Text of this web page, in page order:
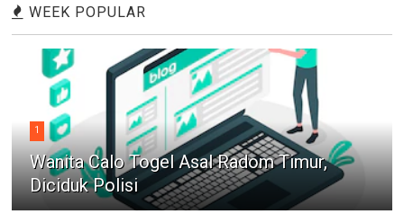
WEEK POPULAR
1
Wanita Calo Togel Asal Radom Timur,
Diciduk Polisi